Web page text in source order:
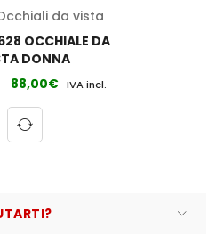
da vista
OCCHIALE DA
DONNA
88,00€ IVA incl.